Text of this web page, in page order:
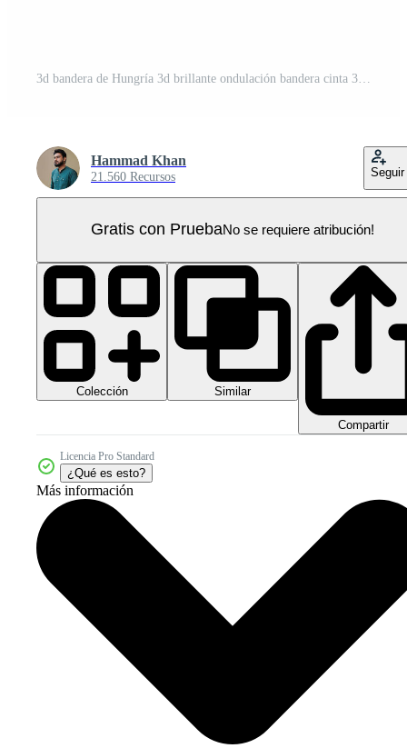
Hammad Khan
21.560 Recursos Seguir
Gratis con PruebaNo se requiere atribución!
Colección Similar
Compartir
Licencia Pro Standard
¿Qué es esto?
Más información